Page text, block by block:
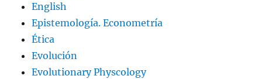
English
Epistemología. Econometría
Ética
Evolución
Evolutionary Physcology